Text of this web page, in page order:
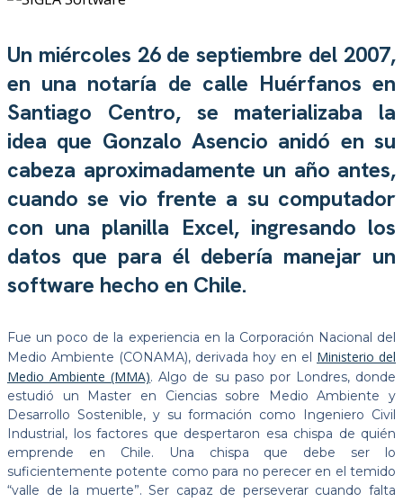
Un miércoles 26 de septiembre del 2007,
en una notaría de calle Huérfanos en
Santiago Centro, se materializaba la
idea que Gonzalo Asencio anidó en su
cabeza aproximadamente un año antes,
cuando se vio frente a su computador
con una planilla Excel, ingresando los
datos que para él debería manejar un
software hecho en Chile.
Fue un poco de la experiencia en la Corporación Nacional del
Medio Ambiente (CONAMA), derivada hoy en el Ministerio del
Medio Ambiente (MMA). Algo de su paso por Londres, donde
estudió un Master en Ciencias sobre Medio Ambiente y
Desarrollo Sostenible, y su formación como Ingeniero Civil
Industrial, los factores que despertaron esa chispa de quién
emprende en Chile. Una chispa que debe ser lo
suficientemente potente como para no perecer en el temido
“valle de la muerte”. Ser capaz de perseverar cuando falta